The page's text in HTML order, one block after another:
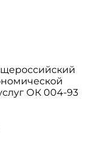
ОК 004-93